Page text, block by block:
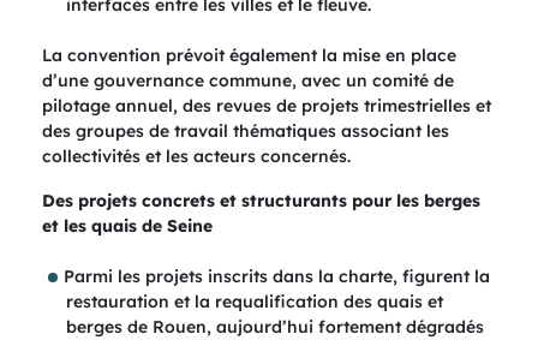
interfaces entre les villes et le fleuve.
La convention prévoit également la mise en place
d’une gouvernance commune, avec un comité de
pilotage annuel, des revues de projets trimestrielles et
des groupes de travail thématiques associant les
collectivités et les acteurs concernés.
Des projets concrets et structurants pour les berges
et les quais de Seine
Parmi les projets inscrits dans la charte, figurent la
restauration et la requalification des quais et
berges de Rouen, aujourd’hui fortement dégradés